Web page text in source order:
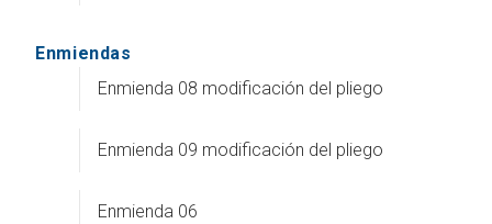
Enmiendas
Enmienda 08 modificación del pliego
Enmienda 09 modificación del pliego
Enmienda 06